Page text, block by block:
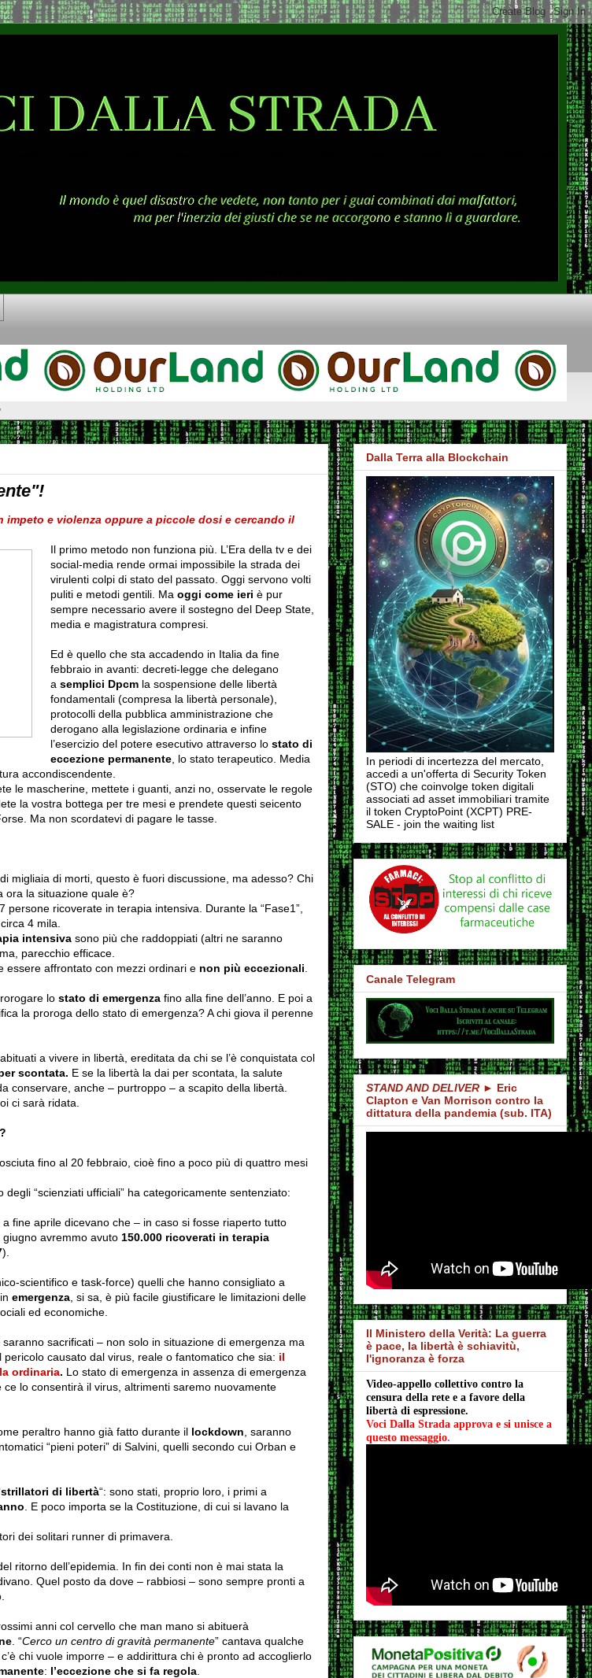
e violenza oppure a piccole dosi e cercando il
Il primo metodo non funziona più. L’Era della tv e dei
social-media rende ormai impossibile la strada dei
virulenti colpi di stato del passato. Oggi servono volti
puliti e metodi gentili. Ma oggi come ieri è pur
sempre necessario avere il sostegno del Deep State,
media e magistratura compresi.
Ed è quello che sta accadendo in Italia da fine
febbraio in avanti: decreti-legge che delegano
a semplici Dpcmla sospensione delle libertà
fondamentali (compresa la libertà personale),
protocolli della pubblica amministrazione che
derogano alla legislazione ordinaria e infine
l’esercizio del potere esecutivo attraverso lo stato di
eccezione permanente, lo stato terapeutico. Media
accondiscendente.
le mascherine, mettete i guanti, anzi no, osservate le regole
la vostra bottega per tre mesi e prendete questi seicento
Ma non scordatevi di pagare le tasse.
migliaia di morti, questo è fuori discussione, ma adesso? Chi
ora la situazione quale è?
persone ricoverate in terapia intensiva. Durante la “Fase1”,
4 mila.
intensivasono più che raddoppiati (altri ne saranno
parecchio efficace.
essere affrontato con mezzi ordinari e non più eccezionali
lo stato di emergenzafino alla fine dell’anno. E poi a
la proroga dello stato di emergenza? A chi giova il perenne
a vivere in libertà, ereditata da chi se l’è conquistata col
scontata. E se la libertà la dai per scontata, la salute
conservare, anche – purtroppo – a scapito della libertà.
ci sarà ridata.
fino al 20 febbraio, cioè fino a poco più di quattro mesi
“scienziati ufficiali” ha categoricamente sentenziato:
fine aprile dicevano che – in caso si fosse riaperto tutto
avremmo avuto 150.000 ricoverati in terapia
).
scientifico e task-force) quelli che hanno consigliato a
emergenza, si sa, è più facile giustificare le limitazioni delle
ed economiche.
sacrificati – non solo in situazione di emergenza ma
causato dal virus, reale o fantomatico che sia: il
ordinaria. Lo stato di emergenza in assenza di emergenza
lo consentirà il virus, altrimenti saremo nuovamente
peraltro hanno già fatto durante il lockdown , saranno
“pieni poteri” di Salvini, quelli secondo cui Orban e
strillatori di libertà“: sono stati, proprio loro, i primi a
. E poco importa se la Costituzione, di cui si lavano la
dei solitari runner di primavera.
ritorno dell’epidemia. In fin dei conti non è mai stata la
Quel posto da dove – rabbiosi – sono sempre pronti a
anni col cervello che man mano si abituerà
. “Cerco un centro di gravità permanente” cantava qualche
chi vuole imporre – e addirittura chi è pronto ad accoglierlo
: l’eccezione che si fa regola.
Dalla Terra alla Blockchain
In periodi di incertezza del mercato,
accedi a un'offerta di Security Token
(STO) che coinvolge token digitali
associati ad asset immobiliari tramite
il token CryptoPoint (XCPT) PRE-
SALE - join the waiting list
Canale Telegram
STAND AND DELIVER► Eric
Clapton e Van Morrison contro la
dittatura della pandemia (sub. ITA)
Il Ministero della Verità: La guerra
è pace, la libertà è schiavitù,
l'ignoranza è forza
Video-appello collettivo contro la
censura della rete e a favore della
libertà di espressione.
Voci Dalla Strada approva e si unisce a
questo messaggio.